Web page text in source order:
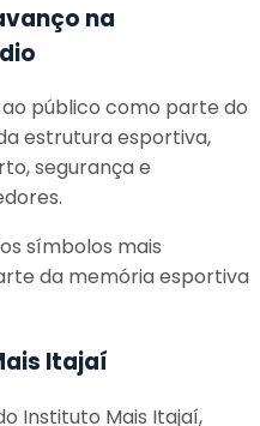
na
público como parte do
estrutura esportiva,
segurança e
símbolos mais
da memória esportiva
Itajaí
Instituto Mais Itajaí,